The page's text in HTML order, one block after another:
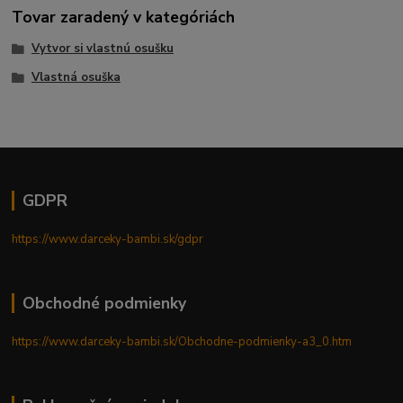
Tovar zaradený v kategóriách
Vytvor si vlastnú osušku
Vlastná osuška
GDPR
https://www.darceky-bambi.sk/gdpr
Obchodné podmienky
https://www.darceky-bambi.sk/Obchodne-podmienky-a3_0.htm